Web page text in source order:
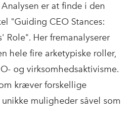
er at finde i den
"Guiding CEO Stances:
Role". Her fremanalyserer
hele fire arketypiske roller,
og virksomhedsaktivisme.
kræver forskellige
muligheder såvel som